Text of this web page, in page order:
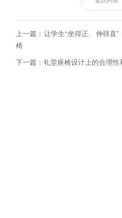
上一篇：让学生“坐得正、伸得直
椅
下一篇：礼堂座椅设计上的合理性